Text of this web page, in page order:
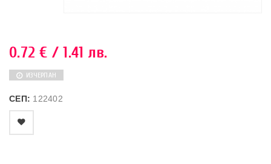
0.72€ / 1.41 лв.
ИЗЧЕРПАН
СЕП: 122402